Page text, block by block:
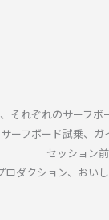
それぞれのサーフ
ーフボード試乗、
セッション
ロダクション、おい